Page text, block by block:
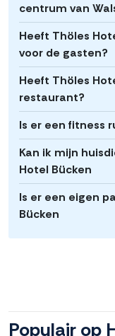
centrum van
Heeft Thöles
voor de gasten?
Heeft Thöles
restaurant?
Is er een fitness
Kan ik mijn
Hotel Bücken
Is er een eigen
Bücken
Populair op